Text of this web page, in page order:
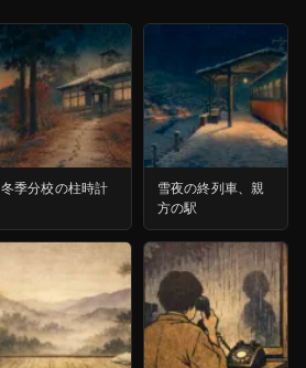
冬季分校の柱時計
雪夜の終列車、親
方の駅